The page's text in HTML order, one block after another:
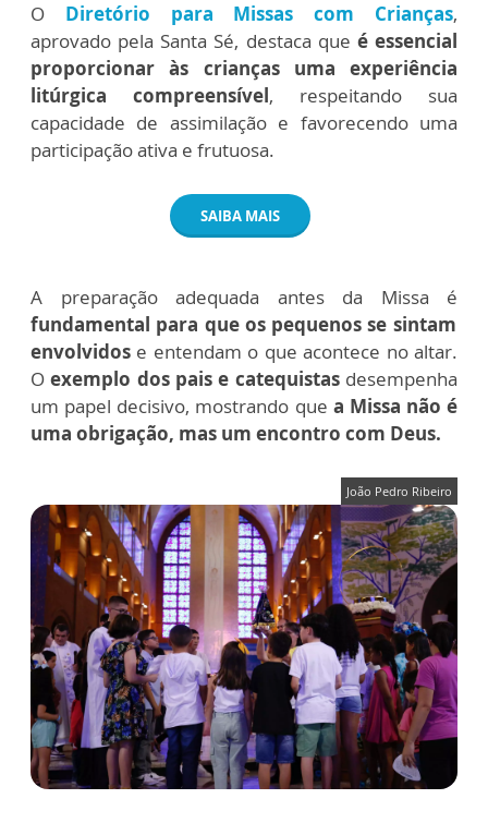
O Diretório para Missas com Crianças,
aprovado pela Santa Sé, destaca que é essencial
proporcionar às crianças uma experiência
litúrgica compreensível, respeitando sua
capacidade de assimilação e favorecendo uma
participação ativa e frutuosa.
SAIBA MAIS
A preparação adequada antes da Missa é
fundamental para que os pequenos se sintam
envolvidos e entendam o que acontece no altar.
Oexemplo dos pais e catequistasdesempenha
um papel decisivo, mostrando que a Missa não é
uma obrigação, mas um encontro com Deus.
João Pedro Ribeiro